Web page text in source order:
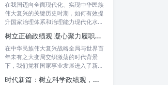
在我国迈向全面现代化、实现中华民族
伟大复兴的关键历史时期，如何有效提
升国家治理体系和治理能力现代化水
树立正确政绩观 凝心聚力履职尽责：新时代干事创业的根本遵循
在中华民族伟大复兴战略全局与世界百
年未有之大变局交织激荡的时代背景
下，我们党和国家事业发展进入了新的
时代新篇：树立科学政绩观，摒弃虚功重实绩，迈向高质量发展